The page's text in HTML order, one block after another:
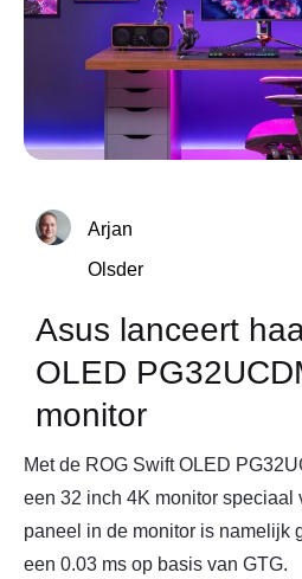
Arjan
Olsder
Asus lanceert
OLED
monitor
Met de ROG Swift OLED
een 32 inch 4K monitor speciaal
paneel in de monitor is namelijk
een 0.03 ms op basis van GTG.